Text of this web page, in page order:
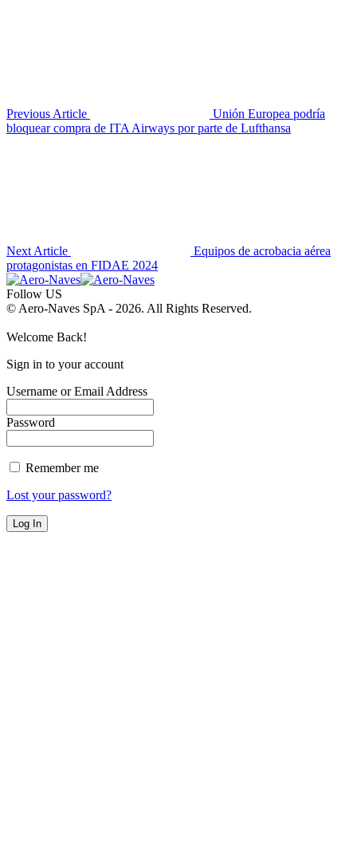
Previous Article
Unión Europea podría
bloquear compra de ITA Airways por parte de Lufthansa
Next Article
Equipos de acrobacia aérea
protagonistas en FIDAE 2024
Follow US
© Aero-Naves SpA - 2026. All Rights Reserved.
Welcome Back!
Sign in to your account
Username or Email Address
Password
Remember me
Lost your password?